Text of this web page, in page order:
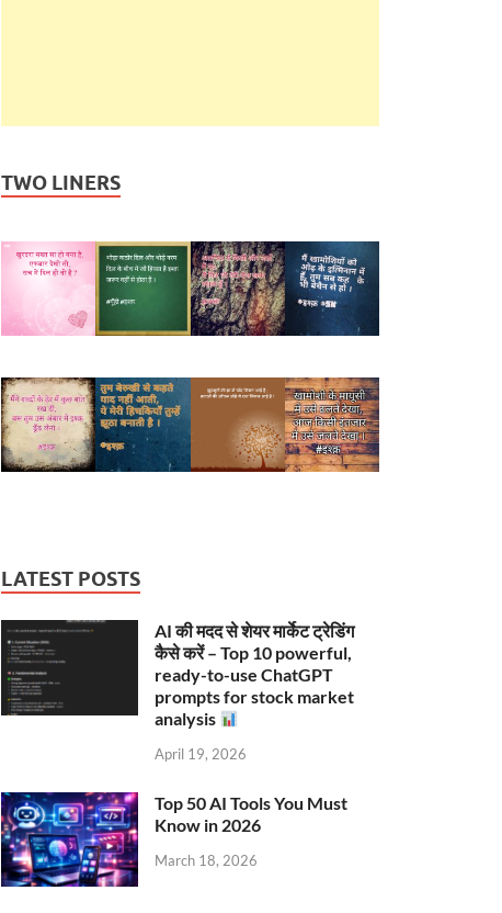
TWO LINERS
LATEST POSTS
AI की मदद से शेयर मार्केट ट्रेडिंग
कैसे करें – Top 10 powerful,
ready-to-use ChatGPT
prompts for stock market
analysis
April 19, 2026
Top 50 AI Tools You Must
Know in 2026
March 18, 2026